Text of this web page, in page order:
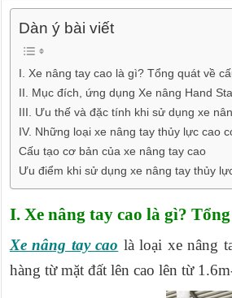
Dàn ý bài viết
I. Xe nâng tay cao là gì? Tổng quát về
II. Mục đích, ứng dụng Xe nâng Hand
III. Ưu thế và đặc tính khi sử dụng xe
IV. Những loại xe nâng tay thủy lực cao
Cấu tạo cơ bản của xe nâng tay cao
Ưu điểm khi sử dụng xe nâng tay thủy
I. Xe nâng tay cao là gì?
Xe nâng tay cao là loại xe nâng
hàng từ mặt đất lên cao lên từ